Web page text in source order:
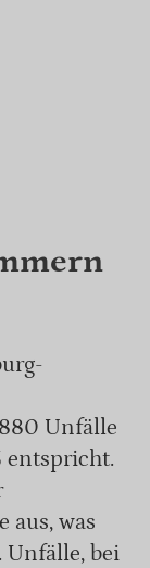
Unfälle
entspricht.
aus, was
Unfälle, bei